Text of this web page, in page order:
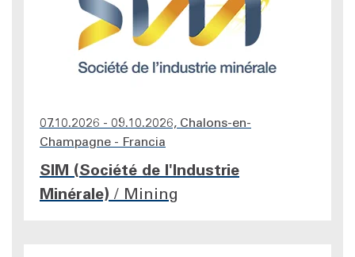
07.10.2026 - 09.10.2026, Chalons-en-
Champagne - Francia
SIM (Société de l'Industrie
Minérale) / Mining